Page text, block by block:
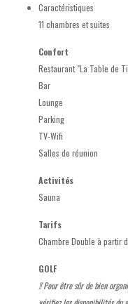
Caractéristiques
11 chambres et suites
Confort
Restaurant "La Table de
Bar
Lounge
Parking
TV-Wifi
Salles de réunion
Activités
Sauna
Tarifs
Chambre Double à partir
GOLF
!! Pour être sûr de bien